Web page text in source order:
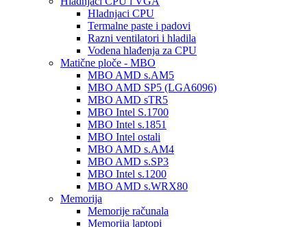
Hladnjaci CPU
Termalne paste i padovi
Razni ventilatori i hladila
Vodena hlađenja za CPU
Matične ploče - MBO
MBO AMD s.AM5
MBO AMD SP5 (LGA6096)
MBO AMD sTR5
MBO Intel S.1700
MBO Intel s.1851
MBO Intel ostali
MBO AMD s.AM4
MBO AMD s.SP3
MBO Intel s.1200
MBO AMD s.WRX80
Memorija
Memorije računala
Memorija laptopi